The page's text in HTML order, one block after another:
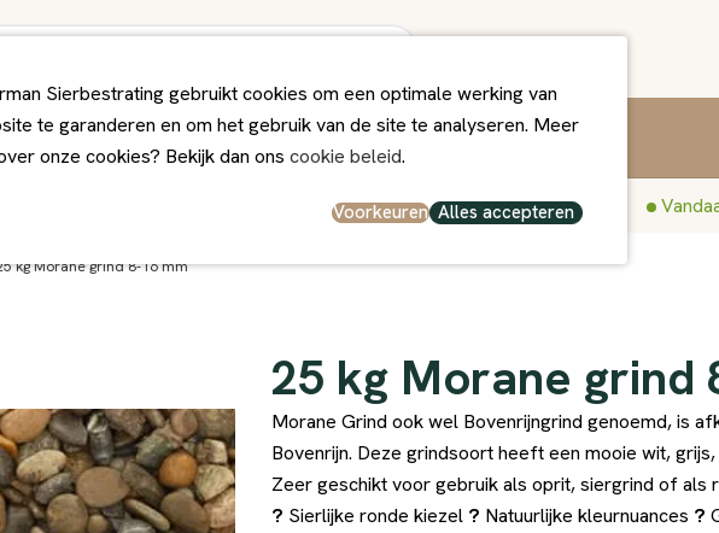
Contact
persoonlijk
kg Morane grind 8-16 mm
25 kg Morane grind
Morane Grind ook wel Bovenrijngrind genoemd, is
Bovenrijn. Deze grindsoort heeft een mooie wit,
Zeer geschikt voor gebruik als oprit, siergrind of als
? Sierlijke ronde kiezel ? Natuurlijke kleurnuances ?
Sierbestrating gebruikt cookies om een optimale werking van
te garanderen en om het gebruik van de site te analyseren. Meer
onze cookies? Bekijk dan ons cookie beleid.
Voorkeuren Alles accepteren